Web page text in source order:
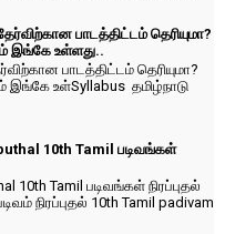
பாடத்திட்டம் தெரியுமா?
இங்கே உள்ளது..
பாடத்திட்டம் தெரியுமா?
இங்கே உள்Syllabus தமிழ்நாடு
10th Tamil படிவங்கள்
10th Tamil படிவங்கள் நிரப்புதல்
நிரப்புதல் 10th Tamil padivam